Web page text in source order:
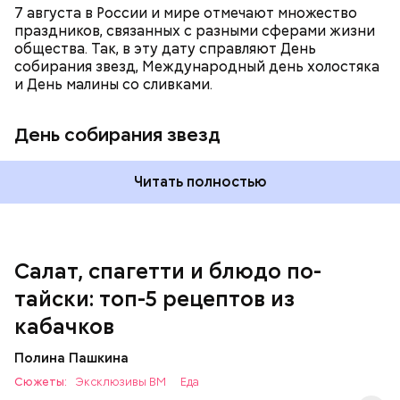
7 августа в России и мире отмечают множество
праздников, связанных с разными сферами жизни
общества. Так, в эту дату справляют День
собирания звезд, Международный день холостяка
и День малины со сливками.
День собирания звезд
Читать полностью
Салат, спагетти и блюдо по-
тайски: топ-5 рецептов из
кабачков
Полина Пашкина
Сюжеты: Эксклюзивы ВМ Еда
чеснок;
Однако диетолог предупредила: не для всех дыня
может быть полезна. В первую очередь ее стоит
есть с осторожностью людям: